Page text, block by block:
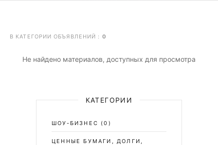
В КАТЕГОРИИ ОБЪЯВЛЕНИЙ : 0
Не найдено материалов, доступных для просмотра
КАТЕГОРИИ
ШОУ-БИЗНЕС (0)
ЦЕННЫЕ БУМАГИ, ДОЛГИ,